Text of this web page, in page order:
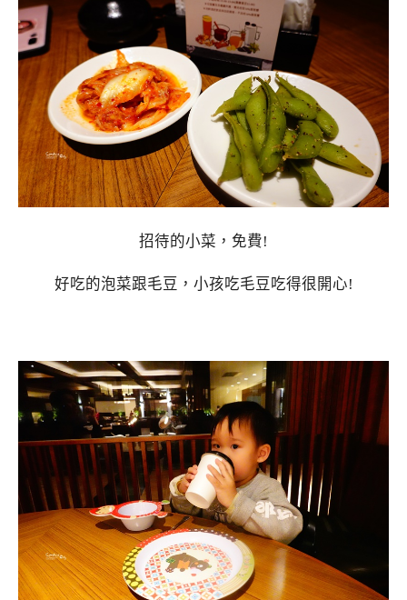
招待的小菜，免費!
好吃的泡菜跟毛豆，小孩吃毛豆吃得很開心!